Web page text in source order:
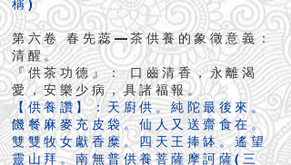
稱)
第六卷 春先蕊—茶供養的象徵意義：
清醒。
『供茶功德』： 口齒清香，永離渴
愛，安樂少病，具諸福報。
【供養讚】：天廚供。純陀最後來。
饑餐麻麥充皮袋。仙人又送齋食在。
雙雙牧女獻香糜。四天王捧缽。遙望
靈山拜。南無普供養菩薩摩訶薩(三